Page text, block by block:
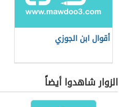
أقوال ابن الجوزي
الزوار شاهدوا أيضاً